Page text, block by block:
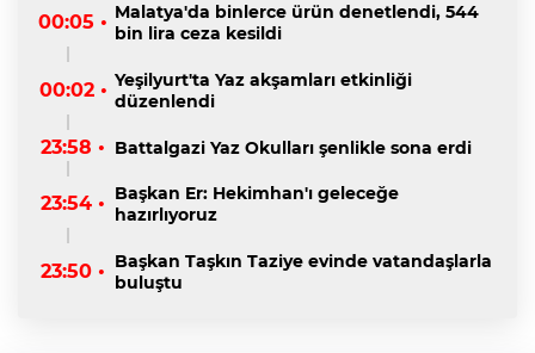
00:05 • Malatya'da binlerce ürün denetlendi, 544
bin lira ceza kesildi
00:02 • Yeşilyurt'ta Yaz akşamları etkinliği
düzenlendi
23:58 • Battalgazi Yaz Okulları şenlikle sona erdi
23:54 • Başkan Er: Hekimhan'ı geleceğe
hazırlıyoruz
23:50 • Başkan Taşkın Taziye evinde vatandaşlarla
buluştu